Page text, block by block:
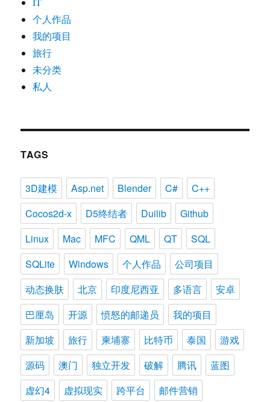
个人作品
我的项目
旅行
未分类
私人
TAGS
3D建模 Asp.net Blender C#
C++
Cocos2d-x
D5终结者 Duilib
Github
Linux
Mac MFC QML QT
SQL
SQLite
Windows 个人作品
公司项目
动态换肤
北京 印度尼西亚 多语言
安卓
巴厘岛
开源 愤怒的邮递员
我的项目
新加坡
旅行 柬埔寨 比特币 泰国
游戏
源码
澳门 独立开发 破解 腾讯
蓝图
虚幻4
虚拟现实 跨平台
邮件营销